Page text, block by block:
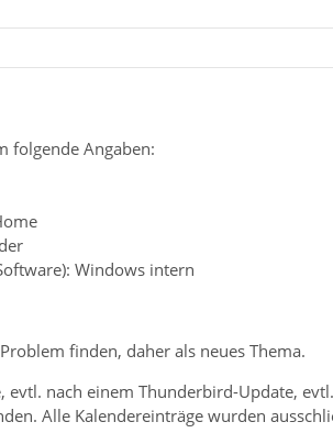
folgende Angaben:
Windows intern
finden, daher als neues Thema.
evtl. nach einem Thunderbird-Update,
Alle Kalendereinträge wurden